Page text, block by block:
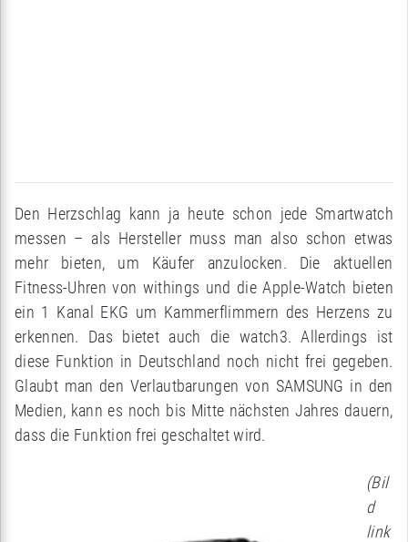
Den Herzschlag kann ja heute schon jede Smartwatch
messen – als Hersteller muss man also schon etwas
mehr bieten, um Käufer anzulocken. Die aktuellen
Fitness-Uhren von withings und die Apple-Watch bieten
ein 1 Kanal EKG um Kammerflimmern des Herzens zu
erkennen. Das bietet auch die watch3. Allerdings ist
diese Funktion in Deutschland noch nicht frei gegeben.
Glaubt man den Verlautbarungen von SAMSUNG in den
Medien, kann es noch bis Mitte nächsten Jahres dauern,
dass die Funktion frei geschaltet wird.
(Bil
d
link